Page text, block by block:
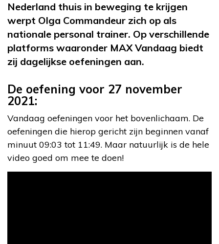
Nederland thuis in beweging te krijgen
werpt Olga Commandeur zich op als
nationale personal trainer. Op verschillende
platforms waaronder MAX Vandaag biedt
zij dagelijkse oefeningen aan.
De oefening voor 27 november
2021:
Vandaag oefeningen voor het bovenlichaam. De
oefeningen die hierop gericht zijn beginnen vanaf
minuut 09:03 tot 11:49. Maar natuurlijk is de hele
video goed om mee te doen!